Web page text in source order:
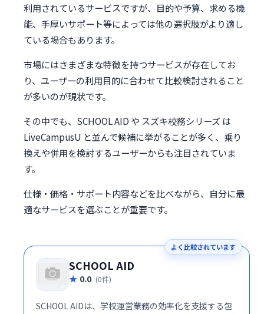
利用されているサービスですが、目的や予算、求める機
能、手厚いサポート等によっては他の選択肢がより適し
ている場合もあります。
市場にはさまざまな特徴を持つサービスが存在してお
り、ユーザーの利用目的に合わせて比較検討されること
が多いのが現状です。
その中でも、SCHOOL AID や スズキ校務シリーズ は
LiveCampusU と並んで候補に挙がることが多く、乗り
換えや併用を検討するユーザーからも注目されていま
す。
仕様・価格・サポート内容などを比べながら、自分に最
適なサービスを選ぶことが重要です。
よく比較されています
SCHOOL AID
0.0 (0件)
SCHOOL AIDは、学校運営業務の効率化を支援する包